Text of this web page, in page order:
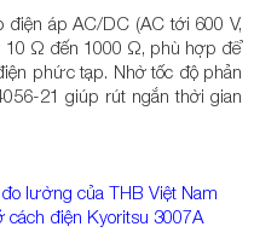
điện áp AC/DC (AC tới 600 V,
10 Ω đến 1000 Ω, phù hợp để
phức tạp. Nhờ tốc độ phản
21 giúp rút ngắn thời gian
lường của THB Việt Nam
cách điện Kyoritsu 3007A